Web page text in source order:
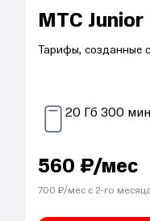
МТС Junior
Тарифы, созданные
20 Гб 300
560 ₽/мес
700 ₽/мес с 2-го месяца